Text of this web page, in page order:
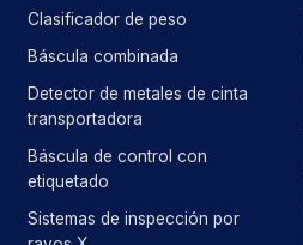
Clasificador de peso
Báscula combinada
Detector de metales de cinta
transportadora
Báscula de control con
etiquetado
Sistemas de inspección por